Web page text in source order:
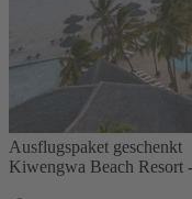
Ausflugspaket geschenkt
Kiwengwa Beach Resort